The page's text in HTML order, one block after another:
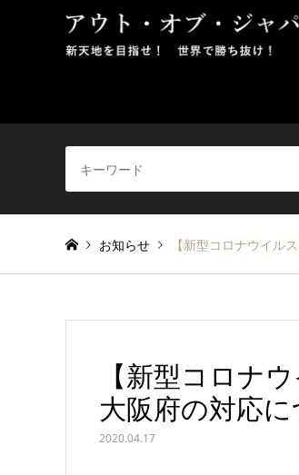
お知らせ 【新型コロナウイル
【新型コロナ
大阪府の対応に
2020.04.17